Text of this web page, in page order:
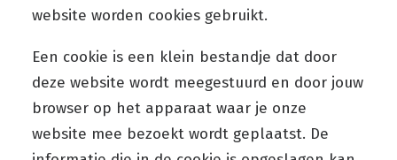
website worden cookies gebruikt.
Een cookie is een klein bestandje dat door
deze website wordt meegestuurd en door jouw
browser op het apparaat waar je onze
website mee bezoekt wordt geplaatst. De